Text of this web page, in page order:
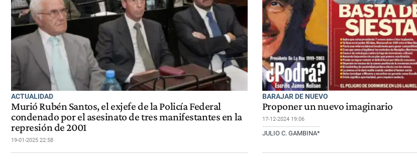
ACTUALIDAD
Murió Rubén Santos, el exjefe de la Policía Federal
condenado por el asesinato de tres manifestantes en la
represión de 2001
19-01-2025 22:58
BARAJAR DE NUEVO
Proponer un nuevo imaginario
17-12-2024 19:06
JULIO C. GAMBINA*